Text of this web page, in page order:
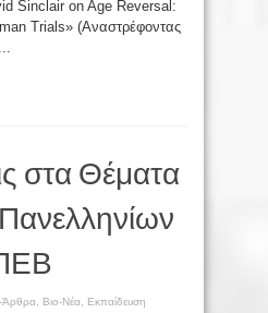
Sinclair on Age Reversal:
Trials» (Αναστρέφοντας
στα Θέματα
Άρθρα Βιο-Νέα
Εκπαίδευση